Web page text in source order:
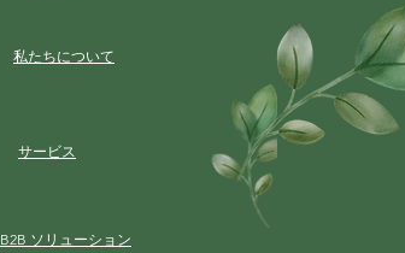
私たちについて
サービス
B2B ソリューション